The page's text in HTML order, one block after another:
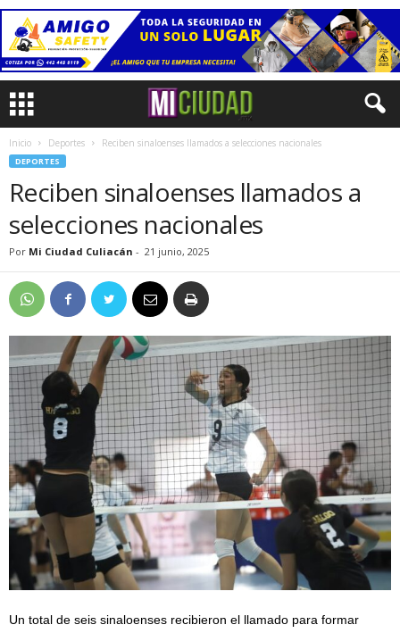
Inicio Deportes Reciben sinaloenses llamados a selecciones nacionales
DEPORTES
Reciben sinaloenses llamados a
selecciones nacionales
Por Mi Ciudad Culiacán - 21 junio, 2025
Un total de seis sinaloenses recibieron el llamado para formar